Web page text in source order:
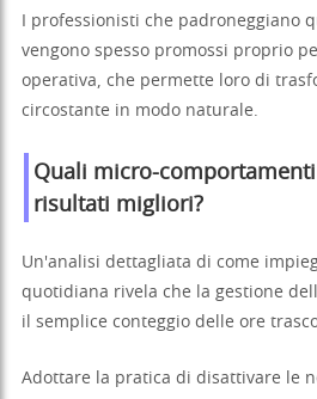
I professionisti che padroneggiano
vengono spesso promossi proprio
operativa, che permette loro di
circostante in modo naturale.
Quali micro-
risultati migliori?
Un'analisi dettagliata di come
quotidiana rivela che la gestione
il semplice conteggio delle ore
Adottare la pratica di disattivare le